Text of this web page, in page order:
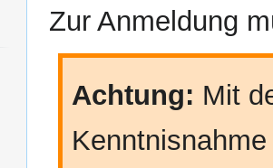
Navigation
Suche
Zur Anmeldung
Achtung: Mit